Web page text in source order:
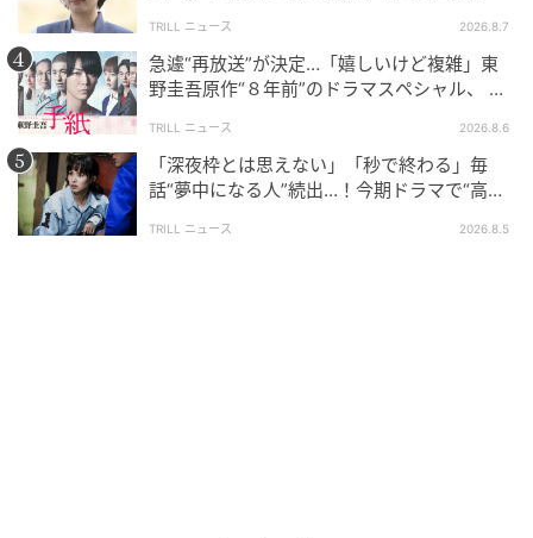
TRILL ニュース 2026.8.7
急遽“再放送”が決定…「嬉しいけど複雑」東
野圭吾原作“８年前”のドラマスペシャル、 放
TRILL ニュース 2026.8.6
「深夜枠とは思えない」「秒で終わる」毎
話“夢中になる人”続出…！今期ドラマで“高評
TRILL ニュース 2026.8.5